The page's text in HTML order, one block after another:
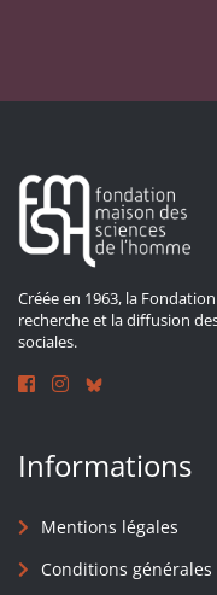
Créée en 1963, la
recherche et la diffusion
sociales.
Informations
Mentions légales
Conditions générales